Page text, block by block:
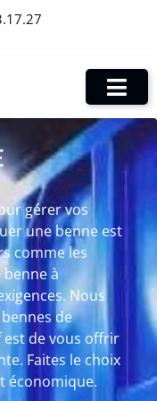
gérer vos
une benne est
comme les
à
Nous
de
de vous offrir
Faites le choix
économique.